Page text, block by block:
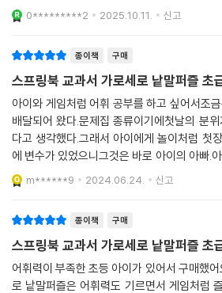
대화하며 즐거운 여가시간 보낼수있었습니다.
0*********2 2025.10.11. 신고
종이책 구매
스프링북 교과서 가로세로 낱말퍼즐 초
아이와 게임처럼 어휘 공부를 하고 싶어서조
배달되어 왔다.문제집 종류이기에첫날의 분
다고 생각했다.그래서 아이에게 놀이처럼 첫
에 변수가 있었으니그것은 바로 아이의 아빠.
나쁠 수도 있다.그런데 그걸 가만히 보지 못한
이책은 두번다시
m******9 2024.06.24. 신고
종이책 구매
스프링북 교과서 가로세로 낱말퍼즐 초
어휘력이 부족한 초등 아이가 있어서 구매했
로 낱말퍼즐은 어휘력도 기르면서 게임처럼